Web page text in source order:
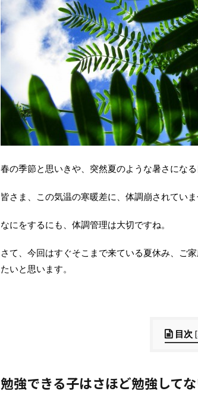
春の季節と思いきや、突然夏のような暑さになる
皆さま、この気温の寒暖差に、体調崩されていま
なにをするにも、体調管理は大切ですね。
さて、今回はすぐそこまで来ている夏休み、ご
たいと思います。
目次 [
勉強できる子はさほど勉強してな